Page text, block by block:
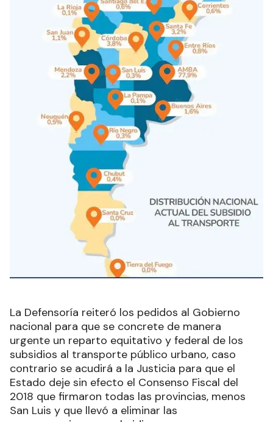
La Defensoría reiteró los pedidos al Gobierno
nacional para que se concrete de manera
urgente un reparto equitativo y federal de los
subsidios al transporte público urbano, caso
contrario se acudirá a la Justicia para que el
Estado deje sin efecto el Consenso Fiscal del
2018 que firmaron todas las provincias, menos
San Luis y que llevó a eliminar las